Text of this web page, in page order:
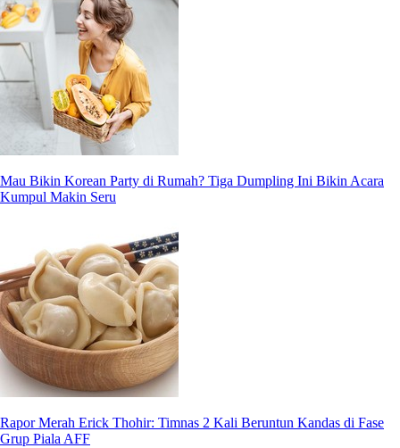
Mau Bikin Korean Party di Rumah? Tiga Dumpling Ini Bikin Acara
Kumpul Makin Seru
Rapor Merah Erick Thohir: Timnas 2 Kali Beruntun Kandas di Fase
Grup Piala AFF